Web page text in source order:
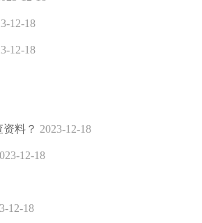
12-18
12-18
料？ 2023-12-18
12-18
12-18